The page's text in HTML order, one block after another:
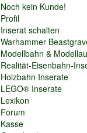
Noch kein Kunde!
Profil
Inserat schalten
Warhammer
Modellbahn &
Realität-Eisenbahn-
Holzbahn Inserate
LEGO® Inserate
Lexikon
Forum
Kasse